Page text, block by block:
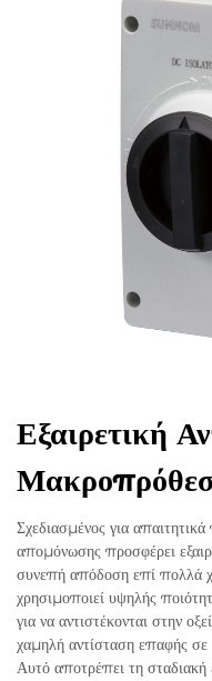
Εξαιρετική
Σχεδιασμένος για
απομόνωσης προσφέρει
συνεπή απόδοση επί πολλά
χρησιμοποιεί υψηλής
για να αντιστέκονται στην
χαμηλή αντίσταση επαφής σε
Αυτό αποτρέπει τη σταδιακή